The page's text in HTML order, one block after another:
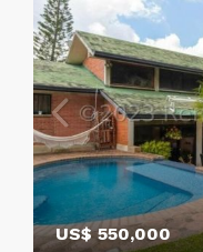
US$ 550,000